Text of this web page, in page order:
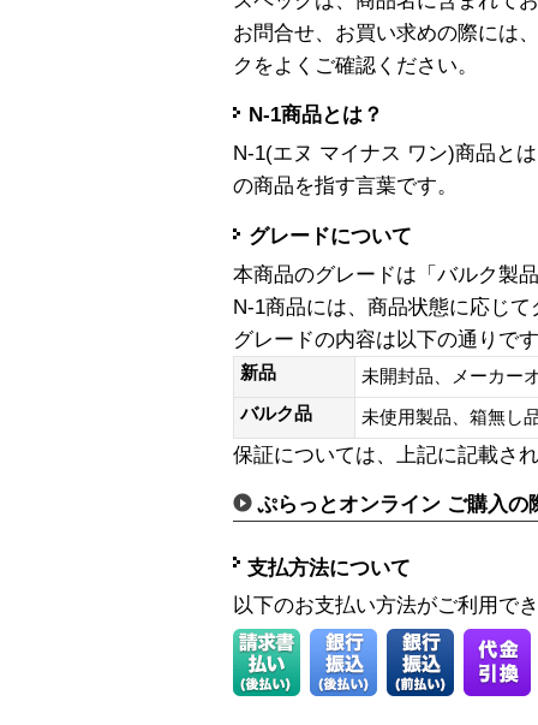
お問合せ、お買い求めの際には
クをよくご確認ください。
N-1商品とは？
N-1(エヌ マイナス ワン)商品と
の商品を指す言葉です。
グレードについて
本商品のグレードは「バルク製
N-1商品には、商品状態に応じ
グレードの内容は以下の通りで
新品
未開封品、メーカー
バルク品
未使用製品、箱無
保証については、上記に記載さ
ぷらっとオンライン ご購入の
支払方法について
以下のお支払い方法がご利用で